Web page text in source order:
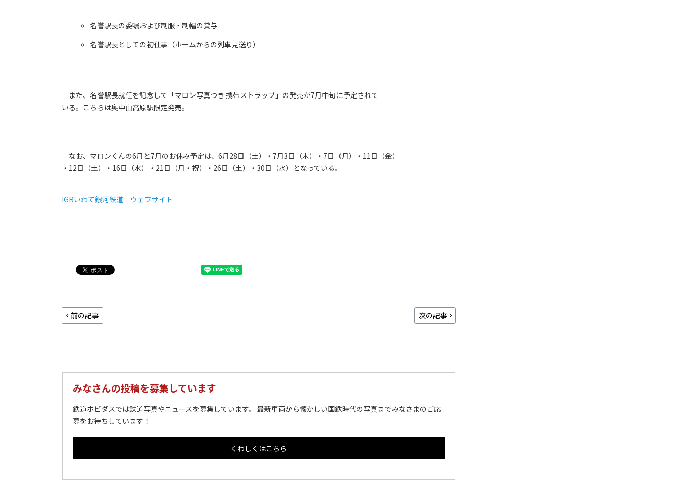
名誉駅長の委嘱および制服・制帽の貸与
名誉駅長としての初仕事（ホームからの列車見送り）
また、名誉駅長就任を記念して「マロン写真つき 携帯ストラップ」の発売が7月中旬に予定されて
いる。こちらは奥中山高原駅限定発売。
なお、マロンくんの6月と7月のお休み予定は、6月28日（土）・7月3日（木）・7日（月）・11日（金）
・12日（土）・16日（水）・21日（月・祝）・26日（土）・30日（水）となっている。
IGRいわて銀河鉄道 ウェブサイト
前の記事 次の記事
みなさんの投稿を募集しています
鉄道ホビダスでは鉄道写真やニュースを募集しています。 最新車両から懐かしい国鉄時代の写真までみなさまのご応
募をお待ちしています！
くわしくはこちら